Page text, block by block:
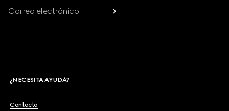
Correo electrónico
¿NECESITA AYUDA?
Contacto